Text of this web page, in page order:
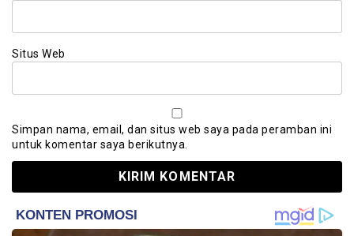
Situs Web
Simpan nama, email, dan situs web saya pada peramban ini
untuk komentar saya berikutnya.